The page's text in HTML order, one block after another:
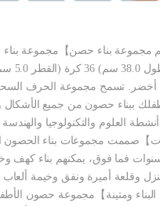
مجموعة بناء حصن】مجموعة بناء
51 عصا
أخضر. تسمح مجموعة الحرف
العلوم والتكنولوجيا والهندسة
】صممت مجموعات بناء الحصون
سن 5 سنوات فما فوق، يمكنهم بناء كهف
وقلعة أميرة ونفق وخيمة ألعاب
ومتينة】مجموعة حصون